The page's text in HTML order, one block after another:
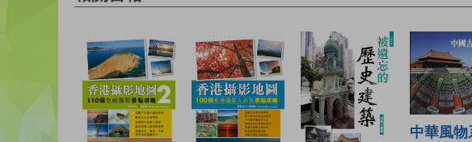
中華風物